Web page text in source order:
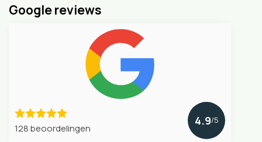
Google reviews
128 beoordelingen
4.9/5